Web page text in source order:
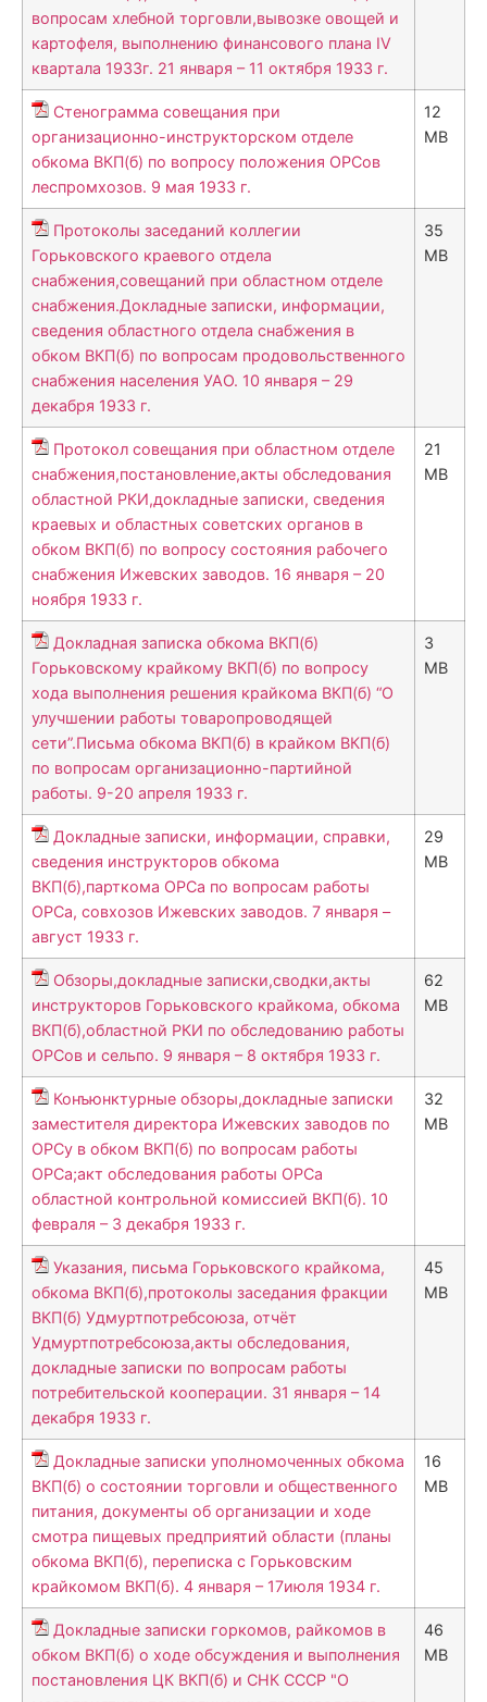
вопросам хлебной торговли,вывозке овощей и
картофеля, выполнению финансового плана IV
квартала 1933г. 21 января – 11 октября 1933 г.
Стенограмма совещания при
организационно-инструкторском отделе
обкома ВКП(б) по вопросу положения ОРСов
леспромхозов. 9 мая 1933 г.
12
MB
Протоколы заседаний коллегии
Горьковского краевого отдела
снабжения,совещаний при областном отделе
снабжения.Докладные записки, информации,
сведения областного отдела снабжения в
обком ВКП(б) по вопросам продовольственного
снабжения населения УАО. 10 января – 29
декабря 1933 г.
35
MB
Протокол совещания при областном отделе
снабжения,постановление,акты обследования
областной РКИ,докладные записки, сведения
краевых и областных советских органов в
обком ВКП(б) по вопросу состояния рабочего
снабжения Ижевских заводов. 16 января – 20
ноября 1933 г.
21
MB
Докладная записка обкома ВКП(б)
Горьковскому крайкому ВКП(б) по вопросу
хода выполнения решения крайкома ВКП(б) “О
улучшении работы товаропроводящей
сети”.Письма обкома ВКП(б) в крайком ВКП(б)
по вопросам организационно-партийной
работы. 9-20 апреля 1933 г.
3
MB
Докладные записки, информации, справки,
сведения инструкторов обкома
ВКП(б),парткома ОРСа по вопросам работы
ОРСа, совхозов Ижевских заводов. 7 января –
август 1933 г.
29
MB
Обзоры,докладные записки,сводки,акты
инструкторов Горьковского крайкома, обкома
ВКП(б),областной РКИ по обследованию работы
ОРСов и сельпо. 9 января – 8 октября 1933 г.
62
MB
Конъюнктурные обзоры,докладные записки
заместителя директора Ижевских заводов по
ОРСу в обком ВКП(б) по вопросам работы
ОРСа;акт обследования работы ОРСа
областной контрольной комиссией ВКП(б). 10
февраля – 3 декабря 1933 г.
32
MB
Указания, письма Горьковского крайкома,
обкома ВКП(б),протоколы заседания фракции
ВКП(б) Удмуртпотребсоюза, отчёт
Удмуртпотребсоюза,акты обследования,
докладные записки по вопросам работы
потребительской кооперации. 31 января – 14
декабря 1933 г.
45
MB
Докладные записки уполномоченных обкома
ВКП(б) о состоянии торговли и общественного
питания, документы об организации и ходе
смотра пищевых предприятий области (планы
обкома ВКП(б), переписка с Горьковским
крайкомом ВКП(б). 4 января – 17июля 1934 г.
16
MB
Докладные записки горкомов, райкомов в
обком ВКП(б) о ходе обсуждения и выполнения
постановления ЦК ВКП(б) и СНК СССР "О
46
MB